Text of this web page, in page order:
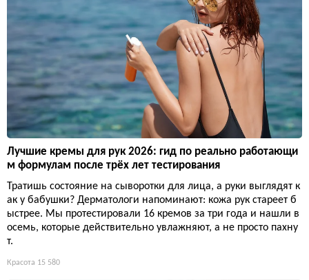
Лучшие кремы для рук 2026: гид по реально работающи
м формулам после трёх лет тестирования
Тратишь состояние на сыворотки для лица, а руки выглядят к
ак у бабушки? Дерматологи напоминают: кожа рук стареет б
ыстрее. Мы протестировали 16 кремов за три года и нашли в
осемь, которые действительно увлажняют, а не просто пахну
т.
Красота 15 580